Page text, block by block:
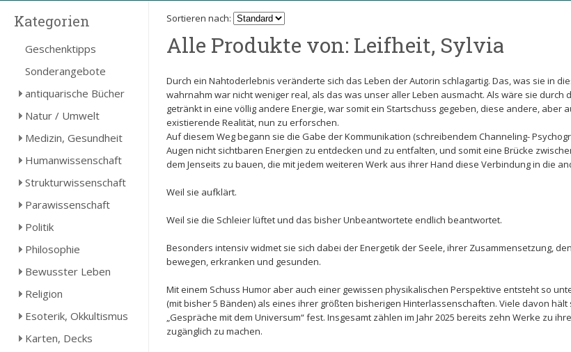
Kategorien
Geschenktipps
Sonderangebote
antiquarische Bücher
Natur / Umwelt
Medizin, Gesundheit
Humanwissenschaft
Strukturwissenschaft
Parawissenschaft
Politik
Philosophie
Bewusster Leben
Religion
Esoterik, Okkultismus
Karten, Decks
Sortieren nach:
Alle Produkte von: Leifheit, Sylvia
Durch ein Nahtoderlebnis veränderte sich das Leben der Autorin schlagartig. Das, was sie in
wahrnahm war nicht weniger real, als das was unser aller Leben ausmacht. Als wäre sie durch
getränkt in eine völlig andere Energie, war somit ein Startschuss gegeben, diese andere, aber
existierende Realität, nun zu erforschen.
Auf diesem Weg begann sie die Gabe der Kommunikation (schreibendem Channeling-
Augen nicht sichtbaren Energien zu entdecken und zu entfalten, und somit eine Brücke
dem Jenseits zu bauen, die mit jedem weiteren Werk aus ihrer Hand diese Verbindung in die
Weil sie aufklärt.
Weil sie die Schleier lüftet und das bisher Unbeantwortete endlich beantwortet.
Besonders intensiv widmet sie sich dabei der Energetik der Seele, ihrer Zusammensetzung,
bewegen, erkranken und gesunden.
Mit einem Schuss Humor aber auch einer gewissen physikalischen Perspektive entsteht so
(mit bisher 5 Bänden) als eines ihrer größten bisherigen Hinterlassenschaften. Viele davon
„Gespräche mit dem Universum“ fest. Insgesamt zählen im Jahr 2025 bereits zehn Werke zu
zugänglich zu machen.